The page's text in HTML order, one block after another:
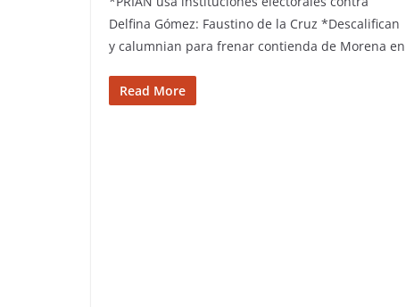
Delfina Gómez: Faustino de la Cruz *Descalifican
y calumnian para frenar contienda de Morena en
Read More